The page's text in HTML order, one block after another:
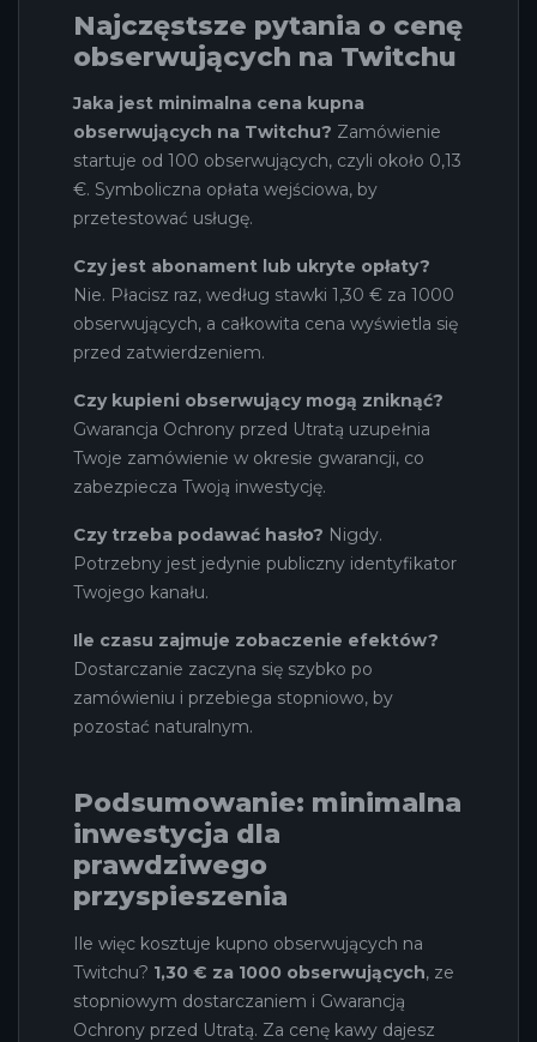
Najczęstsze pytania o cenę
obserwujących na Twitchu
Jaka jest minimalna cena kupna
obserwujących na Twitchu? Zamówienie
startuje od 100 obserwujących, czyli około 0,13
€. Symboliczna opłata wejściowa, by
przetestować usługę.
Czy jest abonament lub ukryte opłaty?
Nie. Płacisz raz, według stawki 1,30 € za 1000
obserwujących, a całkowita cena wyświetla się
przed zatwierdzeniem.
Czy kupieni obserwujący mogą zniknąć?
Gwarancja Ochrony przed Utratą uzupełnia
Twoje zamówienie w okresie gwarancji, co
zabezpiecza Twoją inwestycję.
Czy trzeba podawać hasło? Nigdy.
Potrzebny jest jedynie publiczny identyfikator
Twojego kanału.
Ile czasu zajmuje zobaczenie efektów?
Dostarczanie zaczyna się szybko po
zamówieniu i przebiega stopniowo, by
pozostać naturalnym.
Podsumowanie: minimalna
inwestycja dla
prawdziwego
przyspieszenia
Ile więc kosztuje kupno obserwujących na
Twitchu? 1,30 € za 1000 obserwujących, ze
stopniowym dostarczaniem i Gwarancją
Ochrony przed Utratą. Za cenę kawy dajesz